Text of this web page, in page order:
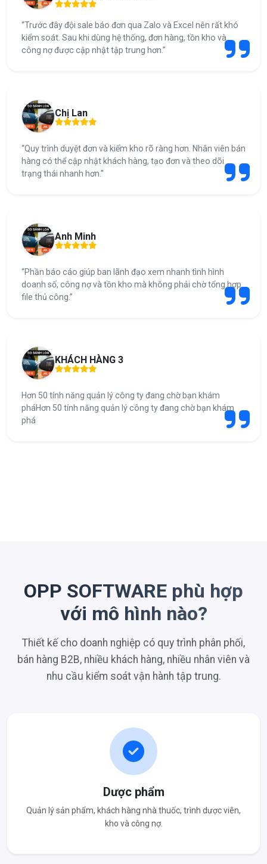
“Trước đây đội sale báo đơn qua Zalo và Excel nên rất khó
kiểm soát. Sau khi dùng hệ thống, đơn hàng, tồn kho và
công nợ được cập nhật tập trung hơn.”
Chị Lan
“Quy trình duyệt đơn và kiểm kho rõ ràng hơn. Nhân viên bán
hàng có thể cập nhật khách hàng, tạo đơn và theo dõi
trạng thái nhanh hơn.”
Anh Minh
“Phần báo cáo giúp ban lãnh đạo xem nhanh tình hình
doanh số, công nợ và tồn kho mà không phải chờ tổng hợp
file thủ công.”
KHÁCH HÀNG 3
Hơn 50 tính năng quản lý công ty đang chờ bạn khám
pháHơn 50 tính năng quản lý công ty đang chờ bạn khám
phá
OPP SOFTWARE phù hợp
với mô hình nào?
Thiết kế cho doanh nghiệp có quy trình phân phối,
bán hàng B2B, nhiều khách hàng, nhiều nhân viên và
nhu cầu kiểm soát vận hành tập trung.
Dược phẩm
Quản lý sản phẩm, khách hàng nhà thuốc, trình dược viên,
kho và công nợ.